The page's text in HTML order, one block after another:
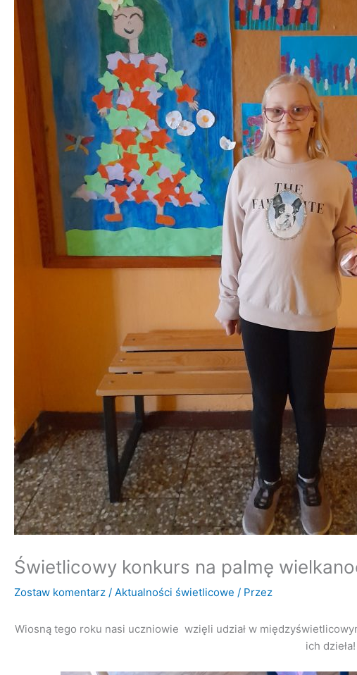
Świetlicowy konkurs na palmę
Zostaw komentarz / Aktualności świetlicowe / Przez
Wiosną tego roku nasi uczniowie wzięli udział w
ich dzieła!